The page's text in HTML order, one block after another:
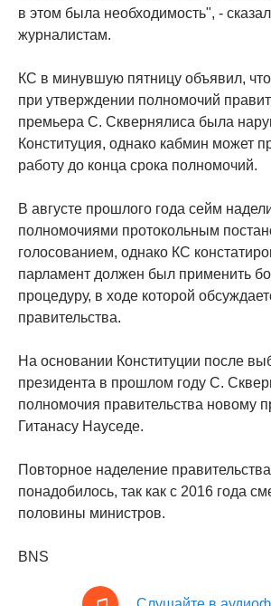
в этом была необходимость", -
журналистам.
КС в минувшую пятницу объявил,
при утверждении полномочий
премьера С. Сквернялиса была
Конституция, однако кабмин может
работу до конца срока полномочий.
В августе прошлого года сейм
полномочиями протокольным
голосованием, однако КС
парламент должен был применить
процедуру, в ходе которой
правительства.
На основании Конституции после
президента в прошлом году С.
полномочия правительства новому
Гитанасу Науседе.
Повторное наделение
понадобилось, так как с 2016 года
половины министров.
BNS